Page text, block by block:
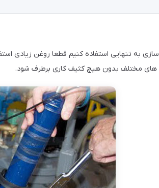
سازی به تنهایی استفاده کنیم قطعا روغن زیادی
های مختلف بدون هیچ کثیف کاری برطرف شود.